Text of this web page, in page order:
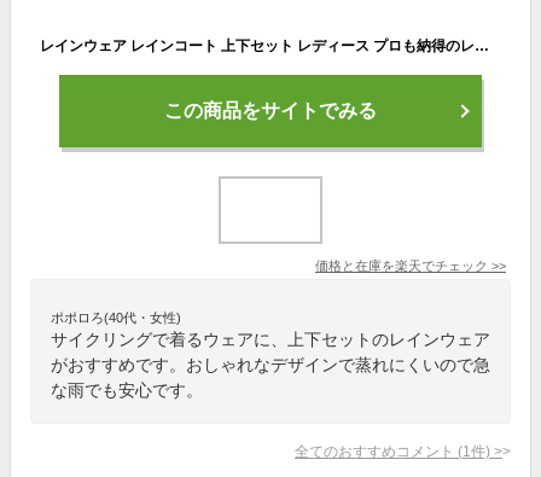
レインウェア レインコート 上下セット レディース プロも納得のレインスーツ 登山 自転車 ゴルフ 透湿 防水 ストレッチ レインパンツ レインジャケット カッパ 雨合羽 雨具 NNOUM ノアム AMEraku アメラク NN25NSRA06M
この商品をサイトでみる
価格と在庫を楽天でチェック >>
ポポロろ(40代・女性)
サイクリングで着るウェアに、上下セットのレインウェア
がおすすめです。おしゃれなデザインで蒸れにくいので急
な雨でも安心です。
全てのおすすめコメント (1 件) >